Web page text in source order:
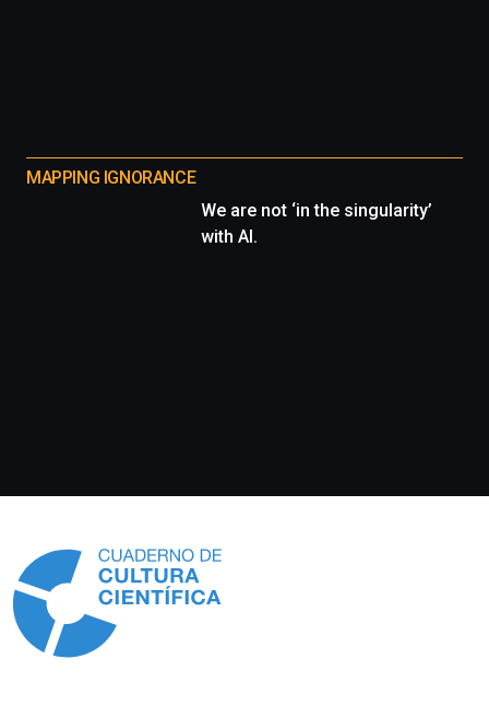
MAPPING IGNORANCE
We are not ‘in the singularity’
with AI.